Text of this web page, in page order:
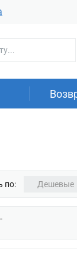
по: Дешевые